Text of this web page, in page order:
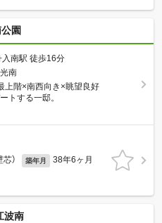
園
南駅 徒歩16分
南
上階×南西向き×眺望良好
トする一邸。
） 築年月 38年6ヶ月
波南